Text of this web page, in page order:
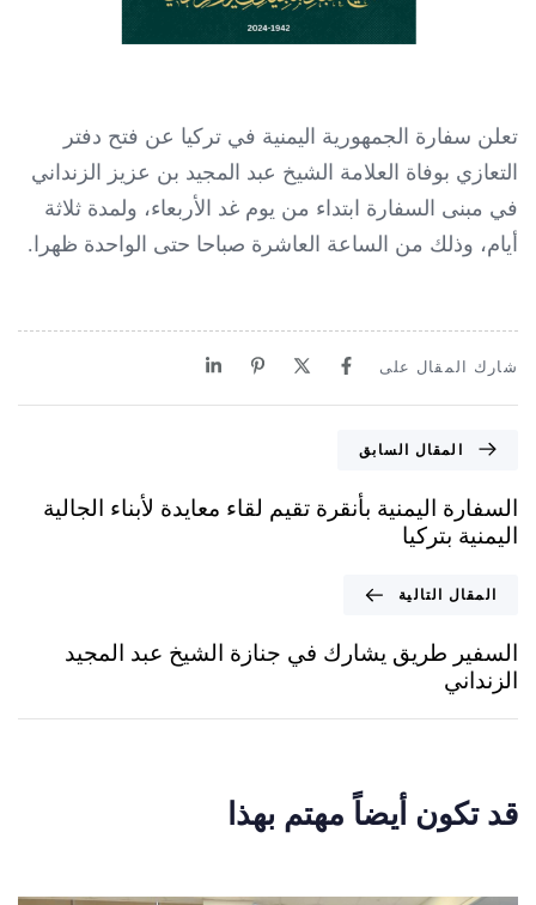
تعلن سفارة الجمهورية اليمنية في تركيا عن فتح دفتر
التعازي بوفاة العلامة الشيخ عبد المجيد بن عزيز الزنداني
في مبنى السفارة ابتداء من يوم غد الأربعاء، ولمدة ثلاثة
أيام، وذلك من الساعة العاشرة صباحا حتى الواحدة ظهرا.
شارك المقال على
المقال السابق
السفارة اليمنية بأنقرة تقيم لقاء معايدة لأبناء الجالية
اليمنية بتركيا
المقال التالية
السفير طريق يشارك في جنازة الشيخ عبد المجيد
الزنداني